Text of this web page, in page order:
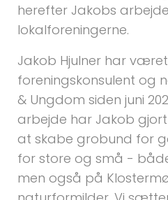
herefter Jakobs
lokalforeningerne.
Jakob Hjulner har
foreningskonsulent og
& Ungdom siden juni
arbejde har Jakob
at skabe grobund for
for store og små -
men også på